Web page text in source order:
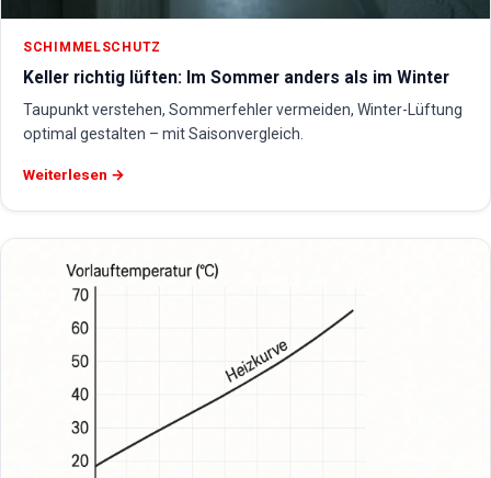
SCHIMMELSCHUTZ
Keller richtig lüften: Im Sommer anders als im Winter
Taupunkt verstehen, Sommerfehler vermeiden, Winter-Lüftung
optimal gestalten – mit Saisonvergleich.
Weiterlesen →